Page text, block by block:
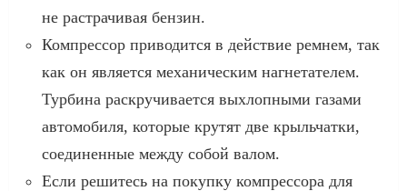
не растрачивая бензин.
Компрессор приводится в действие ремнем, так
как он является механическим нагнетателем.
Турбина раскручивается выхлопными газами
автомобиля, которые крутят две крыльчатки,
соединенные между собой валом.
Если решитесь на покупку компрессора для